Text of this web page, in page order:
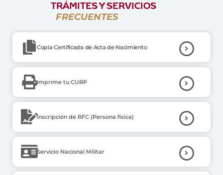
TRÁMITES Y SERVICIOS
FRECUENTES
Copia Certificada de Acta de Nacimiento
Imprime tu CURP
Inscripción de RFC (Persona fisica)
Servicio Nacional Militar